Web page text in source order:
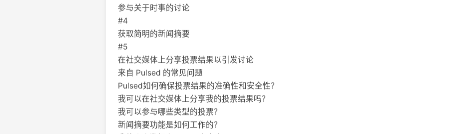
参与关于时事的讨论
#4
获取简明的新闻摘要
#5
在社交媒体上分享投票结果以引发讨论
来自 Pulsed 的常见问题
Pulsed如何确保投票结果的准确性和安全性？
我可以在社交媒体上分享我的投票结果吗？
我可以参与哪些类型的投票？
新闻摘要功能是如何工作的？